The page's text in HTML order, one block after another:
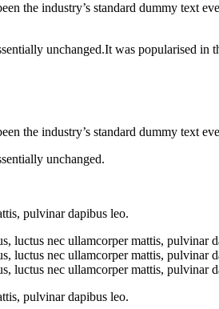
the industry’s standard dummy text
unchanged.It was popularised in
the industry’s standard dummy text
unchanged.
pulvinar dapibus leo.
luctus nec ullamcorper mattis, pulvinar
luctus nec ullamcorper mattis, pulvinar
luctus nec ullamcorper mattis, pulvinar
pulvinar dapibus leo.